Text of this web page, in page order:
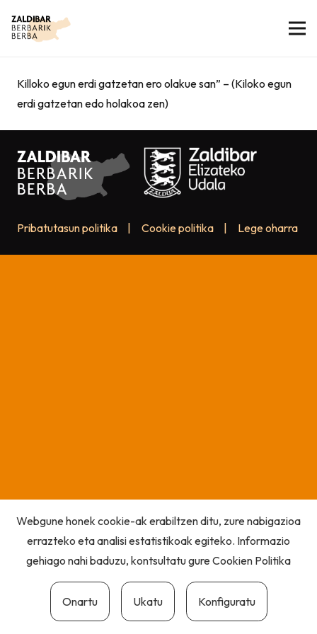
Killoko egun erdi gatzetan ero olakue san” – (Kiloko egun
erdi gatzetan edo holakoa zen)
Pribatutasun politika Cookie politika Lege oharra
Webgune honek cookie-ak erabiltzen ditu, zure nabigazioa
errazteko eta analisi estatistikoak egiteko. Informazio
gehiago nahi baduzu, kontsultatu gureCookien Politika
Onartu Ukatu Konfiguratu